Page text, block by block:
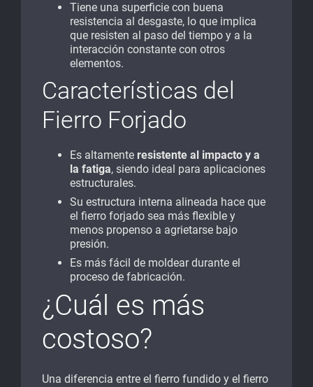
Tiene una superficie con buena
resistencia al desgaste, lo que implica
que resisten al paso del tiempo y a la
interacción constante con otros
elementos.
Características del
Fierro Forjado
Es altamente resistente al impacto y a
la fatiga, siendo ideal para aplicaciones
estructurales.
Su estructura interna alineada hace que
el fierro forjado sea más flexible y
menos propenso a agrietarse bajo
presión.
Es más fácil de moldear durante el
proceso de fabricación.
¿Cuál es más
costoso?
Una diferencia entre el fierro fundido y el fierro